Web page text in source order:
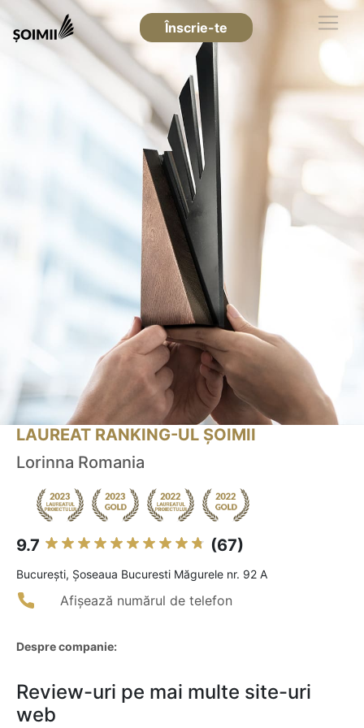
Înscrie-te
LAUREAT RANKING-UL ȘOIMII
Lorinna Romania
9.7 (67)
Bucureşti, Șoseaua Bucuresti Măgurele nr. 92 A
Afișează numărul de telefon
Despre companie:
Review-uri pe mai multe site-uri
web